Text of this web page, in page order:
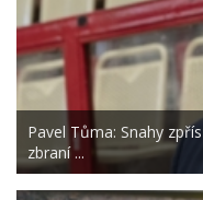
Pavel Tůma: Snahy
zbraní ...